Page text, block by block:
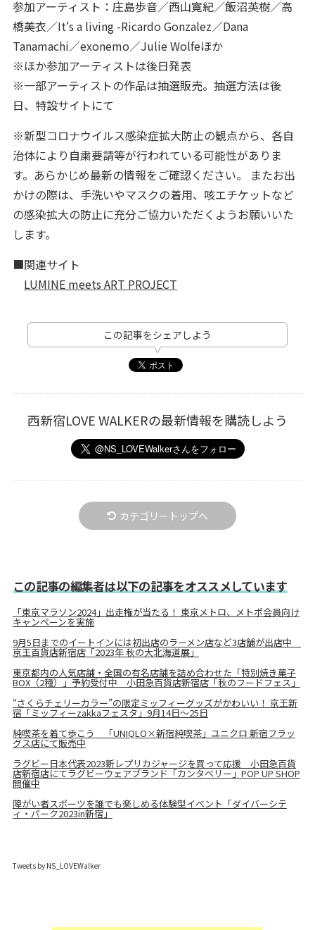
参加アーティスト：庄島歩音／西山寛紀／飯沼英樹／高
橋美衣／It‘s a living -Ricardo Gonzalez／Dana
Tanamachi／exonemo／Julie Wolfeほか
※ほか参加アーティストは後日発表
※一部アーティストの作品は抽選販売。抽選方法は後
日、特設サイトにて
※新型コロナウイルス感染症拡大防止の観点から、各自
治体により自粛要請等が行われている可能性がありま
す。あらかじめ最新の情報をご確認ください。 またお出
かけの際は、手洗いやマスクの着用、咳エチケットなど
の感染拡大の防止に充分ご協力いただくようお願いいた
します。
■関連サイト
LUMINE meets ART PROJECT
この記事をシェアしよう
西新宿LOVE WALKERの最新情報を購読しよう
カテゴリートップへ
この記事の編集者は以下の記事をオススメしています
「東京マラソン2024」出走権が当たる！ 東京メトロ、メトポ会員向け
キャンペーンを実施
9月5日までのイートインには初出店のラーメン店など3店舗が出店中
京王百貨店新宿店「2023年 秋の大北海道展」
東京都内の人気店舗・全国の有名店舗を詰め合わせた「特別焼き菓子
BOX（2種）」予約受付中 小田急百貨店新宿店「秋のフードフェス」
“さくらチェリーカラー”の限定ミッフィーグッズがかわいい！ 京王新
宿「ミッフィーzakkaフェスタ」9月14日～25日
純喫茶を着て歩こう 「UNIQLO×新宿純喫茶」ユニクロ 新宿フラッ
グス店にて販売中
ラグビー日本代表2023新レプリカジャージを買って応援 小田急百貨
店新宿店にてラグビーウェアブランド「カンタベリー」POP UP SHOP
開催中
障がい者スポーツを誰でも楽しめる体験型イベント「ダイバーシテ
ィ・パーク2023in新宿」
Tweets by NS_LOVEWalker